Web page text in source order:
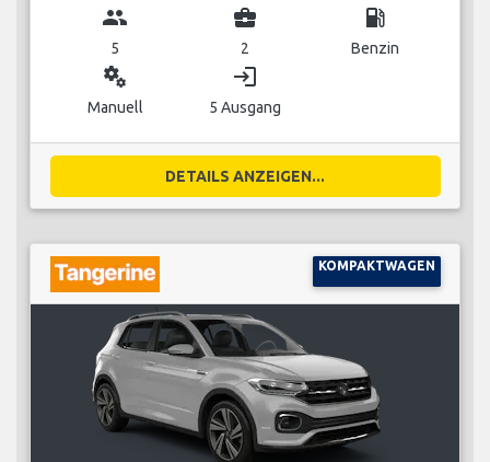
group
5
business_center
2
local_gas_station
Benzin
miscellaneous_services
Manuell
login
5 Ausgang
DETAILS ANZEIGEN...
KOMPAKTWAGEN